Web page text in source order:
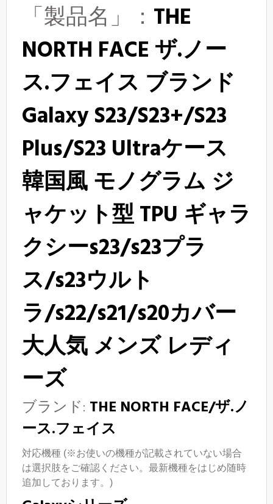
「製品名」： THE
NORTH FACE ザ.ノー
ス.フェイス ブランド
Galaxy S23/S23+/S23
Plus/S23 Ultraケース
韓国風 モノグラム ジ
ャケット型 TPU ギャラ
クシーs23/s23プラ
ス/s23ウルト
ラ/s22/s21/s20カバー
大人気 メンズ レディ
ーズ
ブランド: THE NORTH FACE/ザ.ノ
ース.フェイス
対応機種 (※お使いの機種が記載されていない場合
は選択肢をご確認ください。最新機種をはじめ随時
追加しております。)